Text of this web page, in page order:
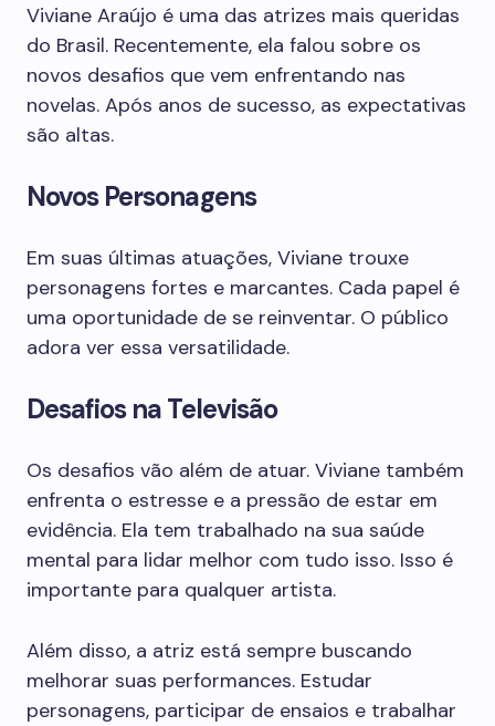
Viviane Araújo é uma das atrizes mais queridas
do Brasil. Recentemente, ela falou sobre os
novos desafios que vem enfrentando nas
novelas. Após anos de sucesso, as expectativas
são altas.
Novos Personagens
Em suas últimas atuações, Viviane trouxe
personagens fortes e marcantes. Cada papel é
uma oportunidade de se reinventar. O público
adora ver essa versatilidade.
Desafios na Televisão
Os desafios vão além de atuar. Viviane também
enfrenta o estresse e a pressão de estar em
evidência. Ela tem trabalhado na sua saúde
mental para lidar melhor com tudo isso. Isso é
importante para qualquer artista.
Além disso, a atriz está sempre buscando
melhorar suas performances. Estudar
personagens, participar de ensaios e trabalhar